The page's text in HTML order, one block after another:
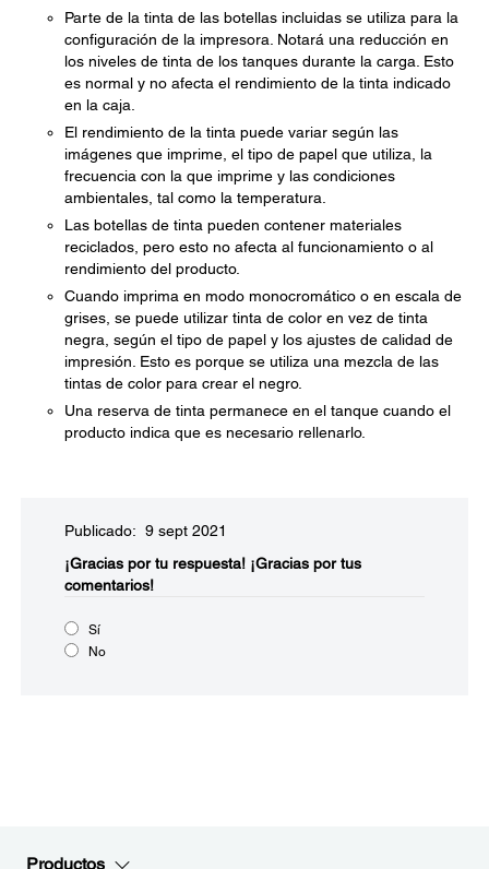
Parte de la tinta de las botellas incluidas se utiliza para la
configuración de la impresora. Notará una reducción en
los niveles de tinta de los tanques durante la carga. Esto
es normal y no afecta el rendimiento de la tinta indicado
en la caja.
El rendimiento de la tinta puede variar según las
imágenes que imprime, el tipo de papel que utiliza, la
frecuencia con la que imprime y las condiciones
ambientales, tal como la temperatura.
Las botellas de tinta pueden contener materiales
reciclados, pero esto no afecta al funcionamiento o al
rendimiento del producto.
Cuando imprima en modo monocromático o en escala de
grises, se puede utilizar tinta de color en vez de tinta
negra, según el tipo de papel y los ajustes de calidad de
impresión. Esto es porque se utiliza una mezcla de las
tintas de color para crear el negro.
Una reserva de tinta permanece en el tanque cuando el
producto indica que es necesario rellenarlo.
Publicado: 9 sept 2021
¡Gracias por tu respuesta! ¡Gracias por tus
comentarios!
Sí
No
Productos